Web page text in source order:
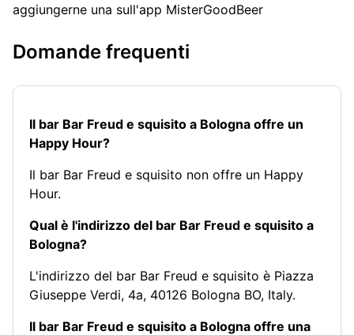
aggiungerne una sull'app MisterGoodBeer
Domande frequenti
Il bar Bar Freud e squisito a Bologna offre un
Happy Hour?
Il bar Bar Freud e squisito non offre un Happy
Hour.
Qual è l'indirizzo del bar Bar Freud e squisito a
Bologna?
L'indirizzo del bar Bar Freud e squisito è Piazza
Giuseppe Verdi, 4a, 40126 Bologna BO, Italy.
Il bar Bar Freud e squisito a Bologna offre una